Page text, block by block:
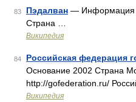
83 Пэдалван — Информация
Страна …
Википедия
84 Российская федерация
Основание 2002 Страна
http://gofederation.ru/
Википедия